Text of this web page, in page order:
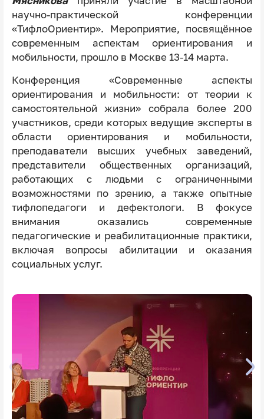
научно-практической конференции
«ТифлоОриентир».
Мероприятие, посвящённое
современным аспектам ориентирования и
мобильности, прошло в Москве 13-14 марта.
Конференция «Современные аспекты
ориентирования и мобильности: от теории к
самостоятельной жизни» собрала более 200
участников, среди которых ведущие эксперты в
области ориентирования и мобильности,
преподаватели высших учебных заведений,
представители общественных организаций,
работающих с людьми с ограниченными
возможностями по зрению, а также опытные
тифлопедагоги и дефектологи. В фокусе
внимания оказались современные
педагогические и реабилитационные практики,
включая вопросы абилитации и оказания
социальных услуг.